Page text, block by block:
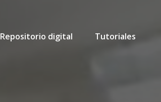
Repositorio digital Tutoriales